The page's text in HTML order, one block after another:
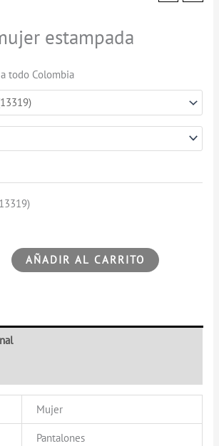
estampada
todo Colombia
AÑADIR AL CARRITO
Mujer
Pantalones